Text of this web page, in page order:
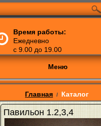
Время работы:
Ежедневно
с 9.00 до 19.00
Меню
Главная / Каталог
Павильон 1.2,3,4